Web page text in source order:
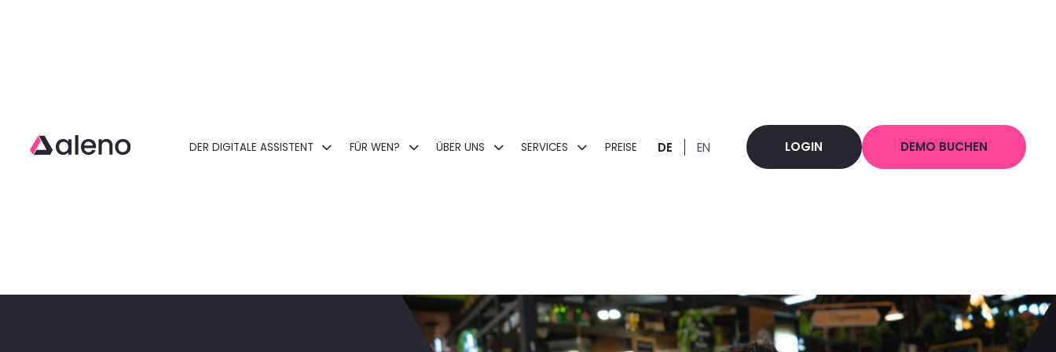
Open main menuDER DIGITALE ASSISTENT FÜR WEN? ÜBER UNS SERVICES PREISE DE EN LOGIN DEMO BUCHEN